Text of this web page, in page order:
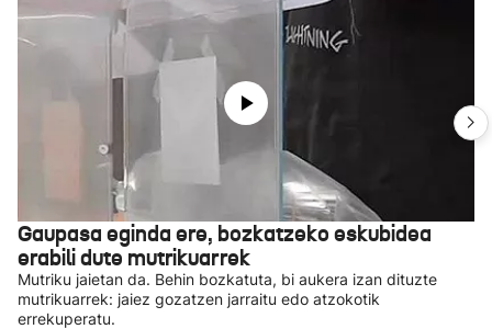
Gaupasa eginda ere, bozkatzeko eskubidea
erabili dute mutrikuarrek
Mutriku jaietan da. Behin bozkatuta, bi aukera izan dituzte
mutrikuarrek: jaiez gozatzen jarraitu edo atzokotik
errekuperatu.